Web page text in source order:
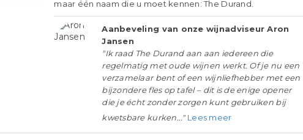
maar één naam die u moet kennen: The Durand.
Aanbeveling van onze wijnadviseur Aron
Jansen
"Ik raad The Durand aan aan iedereen die
regelmatig met oude wijnen werkt. Of je nu een
verzamelaar bent of een wijnliefhebber met een
bijzondere fles op tafel – dit is de enige opener
die je écht zonder zorgen kunt gebruiken bij
kwetsbare kurken..." Lees meer